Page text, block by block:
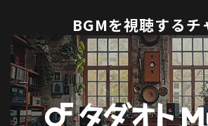
BGMを視聴するチ